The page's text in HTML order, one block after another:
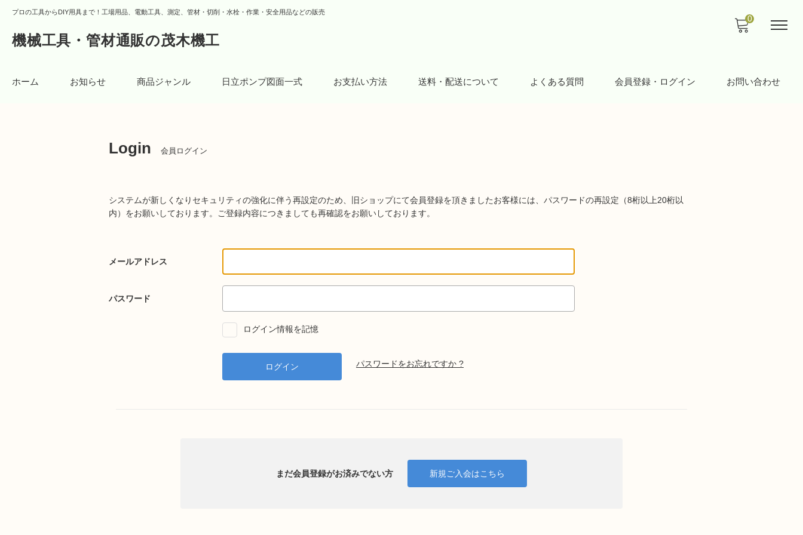
プロの工具からDIY用具まで！工場用品、電動工具、測定、管材・切削・水栓・作業・安全用品などの販売
機械工具・管材通販の茂木機工
ホーム お知らせ 商品ジャンル 日立ポンプ図面一式 お支払い方法 送料・配送について よくある質問 会員登録・ログイン お問い合わせ
0
Login 会員ログイン
システムが新しくなりセキュリティの強化に伴う再設定のため、旧ショップにて会員登録を頂きましたお客様には、パスワードの再設定（8桁以上20桁以
内）をお願いしております。
ご登録内容につきましても再確認をお願いしております。
メールアドレス
パスワード
ログイン情報を記憶
パスワードをお忘れですか ?
まだ会員登録がお済みでない方 新規ご入会はこちら